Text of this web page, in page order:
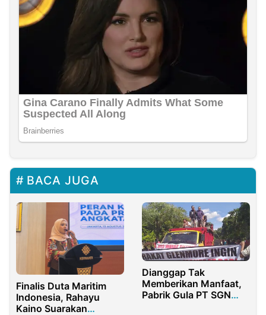
BACA JUGA
Finalis Duta Maritim
Indonesia, Rahayu
Kaino Suarakan
Dianggap Tak
Memberikan Manfaat,
Pabrik Gula PT SGN